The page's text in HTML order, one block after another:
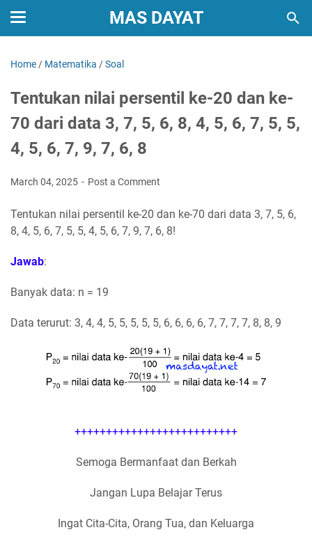
MAS DAYAT
Home / Matematika /Soal
Tentukan nilai persentil ke-20 dan ke-
70 dari data 3, 7, 5, 6, 8, 4, 5, 6, 7, 5, 5,
4, 5, 6, 7, 9, 7, 6, 8
March 04, 2025 Post a Comment
Tentukan nilai persentil ke-20 dan ke-70 dari data 3, 7, 5, 6,
8, 4, 5, 6, 7, 5, 5, 4, 5, 6, 7, 9, 7, 6, 8!
Jawab:
Banyak data: n = 19
Data terurut: 3, 4, 4, 5, 5, 5, 5, 5, 6, 6, 6, 6, 7, 7, 7, 7, 8, 8, 9
++++++++++++++++++++++++++
Semoga Bermanfaat dan Berkah
Jangan Lupa Belajar Terus
Ingat Cita-Cita, Orang Tua, dan Keluarga